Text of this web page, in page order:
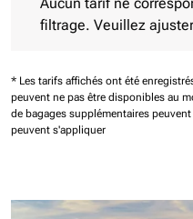
Aucun tarif ne
filtrage. Veuillez
* Les tarifs affichés ont été
peuvent ne pas être disponibles au
de bagages supplémentaires
peuvent s'appliquer